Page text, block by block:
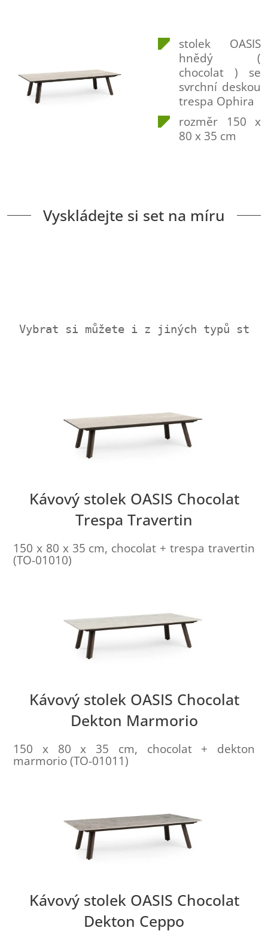
stolek OASIS
hnědý (
chocolat ) se
svrchní deskou
trespa Ophira
rozměr 150 x
80 x 35 cm
Vyskládejte si set na míru
Vybrat si můžete i z jiných typů
Kávový stolek OASIS Chocolat
Trespa Travertin
150 x 80 x 35 cm, chocolat + trespa travertin
(TO-01010)
Kávový stolek OASIS Chocolat
Dekton Marmorio
150 x 80 x 35 cm, chocolat + dekton
marmorio (TO-01011)
Kávový stolek OASIS Chocolat
Dekton Ceppo